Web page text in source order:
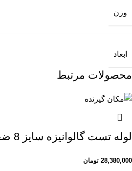
وزن
ابعاد
محصولات مرتبط
لوله تست گالوانیزه سایز 8 ضخامت 3.5 وزن 43
28,380,000 تومان